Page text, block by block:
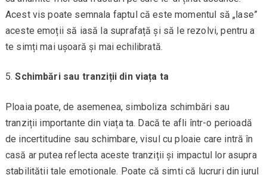
Acest vis poate semnala faptul că este momentul să „lase”
aceste emoții să iasă la suprafață și să le rezolvi, pentru a
te simți mai ușoară și mai echilibrată.
Schimbări sau tranziții din viața ta
Ploaia poate, de asemenea, simboliza schimbări sau
tranziții importante din viața ta. Dacă te afli într-o perioadă
de incertitudine sau schimbare, visul cu ploaie care intră în
casă ar putea reflecta aceste tranziții și impactul lor asupra
stabilității tale emoționale. Poate că simți că lucruri din jurul